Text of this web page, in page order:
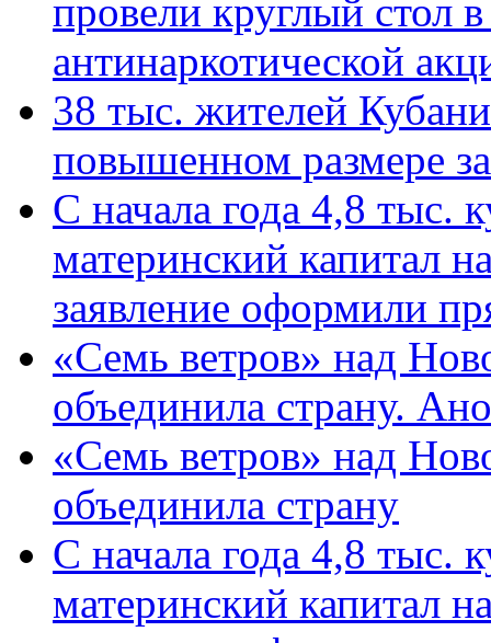
провели круглый стол
антинаркотической
38 тыс. жителей
повышенном размере
С начала года 4,8 тыс.
материнский капитал
заявление оформили
«Семь ветров» над
объединила страну.
«Семь ветров» над
объединила страну
С начала года 4,8 тыс.
материнский капитал